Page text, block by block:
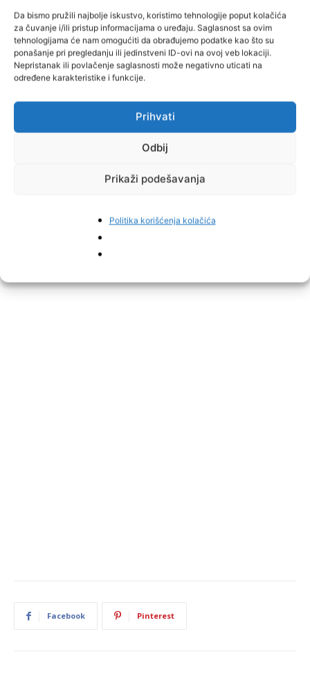
Da bismo pružili najbolje iskustvo, koristimo tehnologije poput kolačića
za čuvanje i/ili pristup informacijama o uređaju. Saglasnost sa ovim
tehnologijama će nam omogućiti da obrađujemo podatke kao što su
ponašanje pri pregledanju ili jedinstveni ID-ovi na ovoj veb lokaciji.
Nepristanak ili povlačenje saglasnosti može negativno uticati na
određene karakteristike i funkcije.
Prihvati
Odbij
Prikaži podešavanja
Politika korišćenja kolačića
transplantiranih bolesnika FBiH, nije optimista da bi BiH, odnosno
FBiH u nekoj bližoj budućnosti mogla uvesti kućnu dijalizu.
– Mi tri godine čekamo obični Pravilnik o dijalizi kako bi popravili
stanje u dijaliznim centrima na način da pacijenti imaju bolju njegu
ako uzmemo u obzir funkcioniranje Federalnog ministarstva
zdravstva, našeg društva, države općenito i njihove brige za
teško bolesne ljude. Kućna dijaliza je dobar način da se
prijevoza i osoblja, te niz drugih stvari, ali bez obzira na sve
Facebook Pinterest